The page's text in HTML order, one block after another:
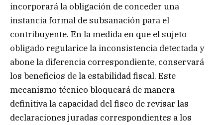
incorporará la obligación de conceder una
instancia formal de subsanación para el
contribuyente. En la medida en que el sujeto
obligado regularice la inconsistencia detectada y
abone la diferencia correspondiente, conservará
los beneficios de la estabilidad fiscal. Este
mecanismo técnico bloqueará de manera
definitiva la capacidad del fisco de revisar las
declaraciones juradas correspondientes a los